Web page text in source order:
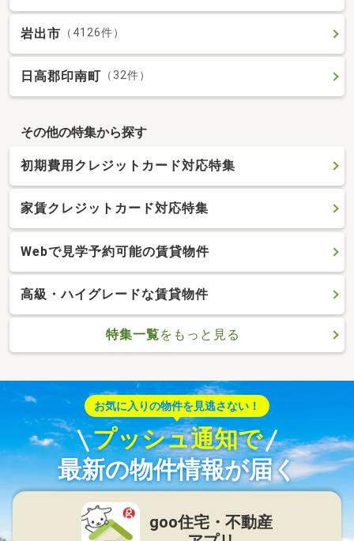
岩出市 （4126件）
日高郡印南町 （32件）
その他の特集から探す
初期費用クレジットカード対応特集
家賃クレジットカード対応特集
Webで見学予約可能の賃貸物件
高級・ハイグレードな賃貸物件
特集一覧をもっと見る
お気に入りの物件を見逃さない！
プッシュ通知で
最新の物件情報が届く
goo住宅・不動産